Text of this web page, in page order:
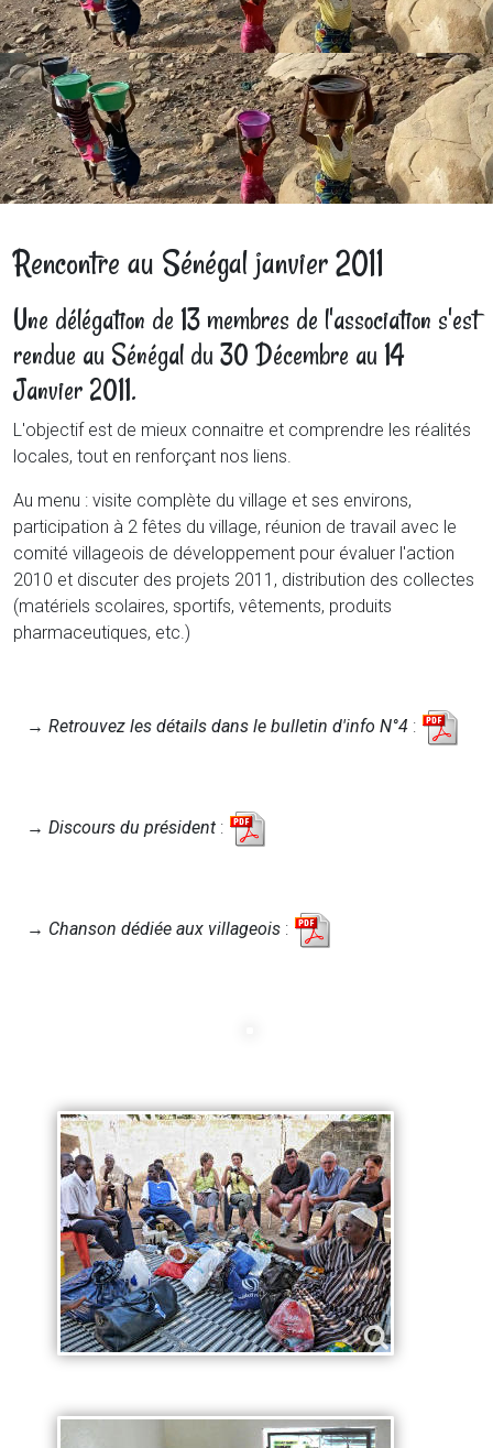
Rencontre au Sénégal janvier 2011
Une délégation de 13 membres de l'association s'est
rendue au Sénégal du 30 Décembre au 14
Janvier 2011.
L'objectif est de mieux connaitre et comprendre les réalités
locales, tout en renforçant nos liens.
Au menu : visite complète du village et ses environs,
participation à 2 fêtes du village, réunion de travail avec le
comité villageois de développement pour évaluer l'action
2010 et discuter des projets 2011, distribution des collectes
(matériels scolaires, sportifs, vêtements, produits
pharmaceutiques, etc.)
→ Retrouvez les détails dans le bulletin d'info N°4 :
→ Discours du président :
→ Chanson dédiée aux villageois :